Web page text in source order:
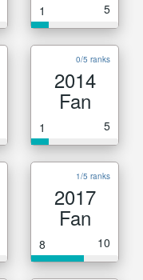
1 5
0/5 ranks
2014
Fan
1 5
1/5 ranks
2017
Fan
8 10